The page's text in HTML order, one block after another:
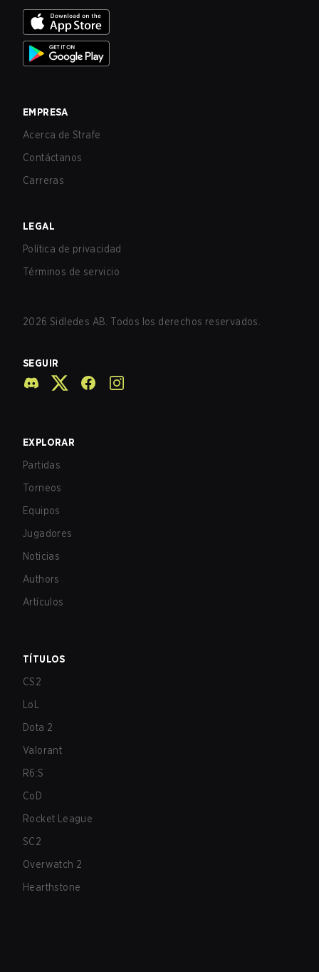
EMPRESA
Acerca de Strafe
Contáctanos
Carreras
LEGAL
Política de privacidad
Términos de servicio
2026 Sidledes AB. Todos los derechos reservados.
SEGUIR
EXPLORAR
Partidas
Torneos
Equipos
Jugadores
Noticias
Authors
Artículos
TÍTULOS
CS2
LoL
Dota 2
Valorant
R6:S
CoD
Rocket League
SC2
Overwatch 2
Hearthstone